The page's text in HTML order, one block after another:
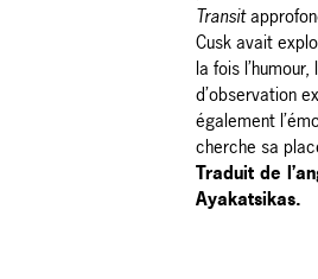
Transit
Cusk avait
la fois
d’observation
également
cherche sa
Traduit de
Ayakatsikas.